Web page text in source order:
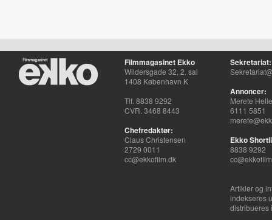
Filmmagasinet Ekko
Wildersgade 32, 2. sal
1408 København K
Tlf. 8838 9292
CVR. 3468 8443
Chefredaktør:
Claus Christensen
2729 0011
cc@ekkofilm.dk
Sekretariat:
Annoncer:
Merete
6111 5851
Ekko
8838 9292
Artikler og
indekseres
distribueres